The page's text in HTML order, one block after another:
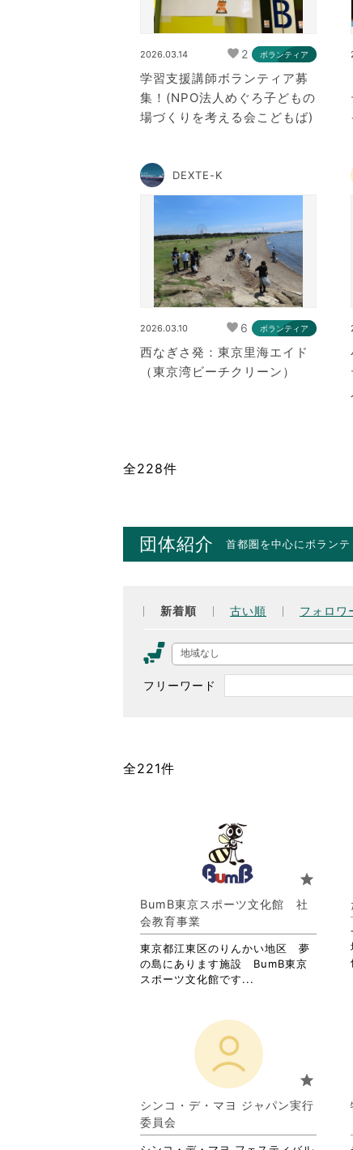
2026.03.14 2 ボランティア
学習支援講師ボランティア募
集！(NPO法人めぐろ子どもの
場づくりを考える会こどもば)
DEXTE-K
2026.03.10 6 ボランティア
西なぎさ発：東京里海エイド
（東京湾ビーチクリーン）
全228件
団体紹介 首都圏を中心にボラン
新着順 古い順 フォロワ
地域なし
フリーワード
全221件
star
BumB東京スポーツ文化館 社
会教育事業
東京都江東区のりんかい地区 夢
の島にあります施設 BumB東京
スポーツ文化館です...
て
り
す。
細
star
シンコ・デ・マヨ ジャパン実行
委員会